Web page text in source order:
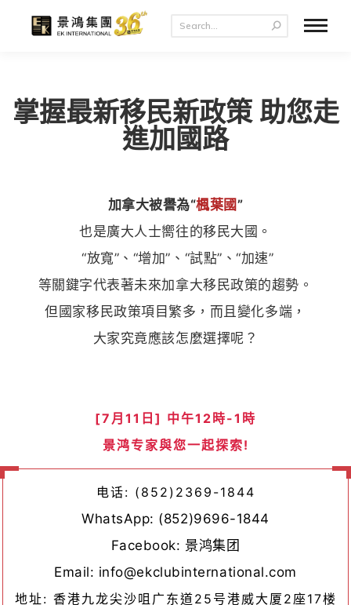
掌握最新移民新政策 助您走
進加國路
加拿大被譽為“楓葉國”
也是廣大人士嚮往的移民大國。
“放寬”、“增加”、“試點”、“加速”
等關鍵字代表著未來加拿大移民政策的趨勢。
但國家移民政策項目繁多，而且變化多端，
大家究竟應該怎麼選擇呢？
[7月11日] 中午12時-1時
景鸿专家與您一起探索!
电话: (852)2369-1844
WhatsApp: (852)9696-1844
Facebook: 景鸿集团
Email: info@ekclubinternational.com
地址: 香港九龙尖沙咀广东道25号港威大厦2座17楼